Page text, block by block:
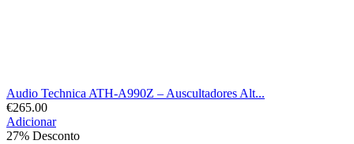
Audio Technica ATH-A990Z – Auscultadores Alt...
€265.00
Adicionar
27% Desconto